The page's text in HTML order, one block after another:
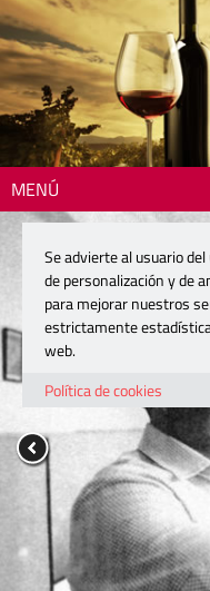
MENÚ
Se advierte al usuario
de personalización y de
para mejorar nuestros
estrictamente
web.
Política de cookies